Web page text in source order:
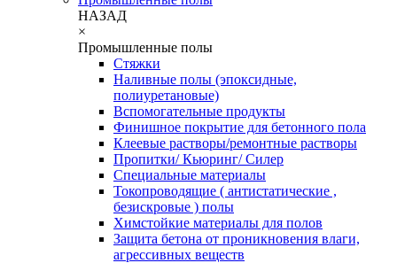
НАЗАД
×
Промышленные полы
Стяжки
Наливные полы (эпоксидные,
полиуретановые)
Вспомогательные продукты
Финишное покрытие для бетонного пола
Клеевые растворы/ремонтные растворы
Пропитки/ Кьюринг/ Силер
Специальные материалы
Токопроводящие ( антистатические ,
безискровые ) полы
Химстойкие материалы для полов
Защита бетона от проникновения влаги,
агрессивных веществ